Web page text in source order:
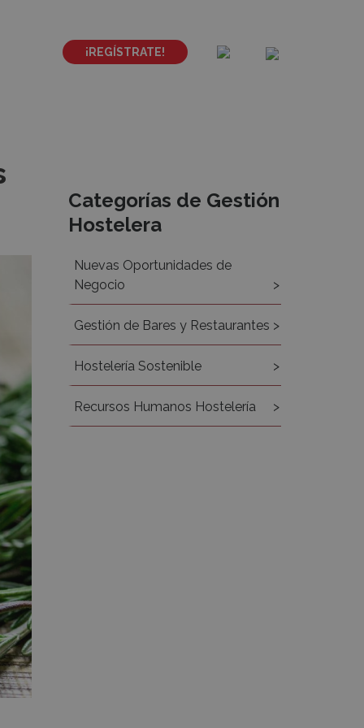
¡REGÍSTRATE!
Recursos
Categorías de Gestión
Hostelera
Nuevas Oportunidades de
Negocio
Gestión de Bares y Restaurantes
Hostelería Sostenible
Recursos Humanos Hostelería